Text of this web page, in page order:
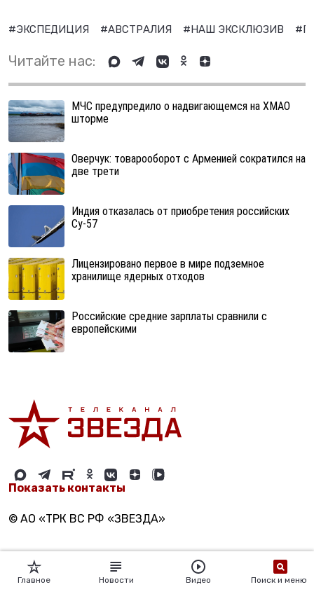
#ЭКСПЕДИЦИЯ #АВСТРАЛИЯ #НАШ ЭКСКЛЮЗИВ
Читайте нас:
МЧС предупредило о надвигающемся на ХМАО
шторме
Оверчук: товарооборот с Арменией сократился на
две трети
Индия отказалась от приобретения российских
Су-57
Лицензировано первое в мире подземное
хранилище ядерных отходов
Российские средние зарплаты сравнили с
европейскими
Показать контакты
© АО «ТРК ВС РФ «ЗВЕЗДА»
Главное Новости Видео Поиск и меню